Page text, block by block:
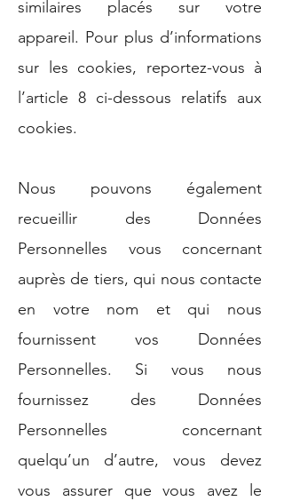
similaires placés sur votre
appareil. Pour plus d’informations
sur les cookies, reportez-vous à
l’article 8 ci-dessous relatifs aux
cookies.
Nous pouvons également
recueillir des Données
Personnelles vous concernant
auprès de tiers, qui nous contacte
en votre nom et qui nous
fournissent vos Données
Personnelles. Si vous nous
fournissez des Données
Personnelles concernant
quelqu’un d’autre, vous devez
vous assurer que vous avez le